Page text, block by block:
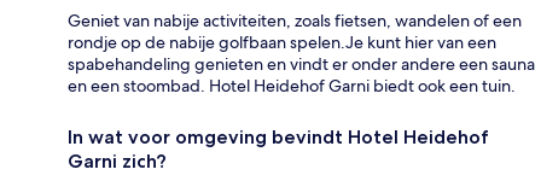
Geniet van nabije activiteiten, zoals fietsen, wandelen of een
rondje op de nabije golfbaan spelen.Je kunt hier van een
spabehandeling genieten en vindt er onder andere een sauna
en een stoombad. Hotel Heidehof Garni biedt ook een tuin.
In wat voor omgeving bevindt Hotel Heidehof
Garni zich?